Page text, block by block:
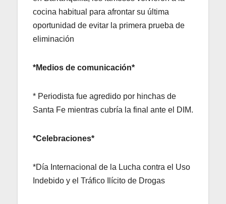
cocina habitual para afrontar su última
oportunidad de evitar la primera prueba de
eliminación
*Medios de comunicación*
* Periodista fue agredido por hinchas de
Santa Fe mientras cubría la final ante el DIM.
*Celebraciones*
*Día Internacional de la Lucha contra el Uso
Indebido y el Tráfico Ilícito de Drogas